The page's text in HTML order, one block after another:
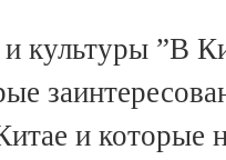
и культуры ”В
и которые